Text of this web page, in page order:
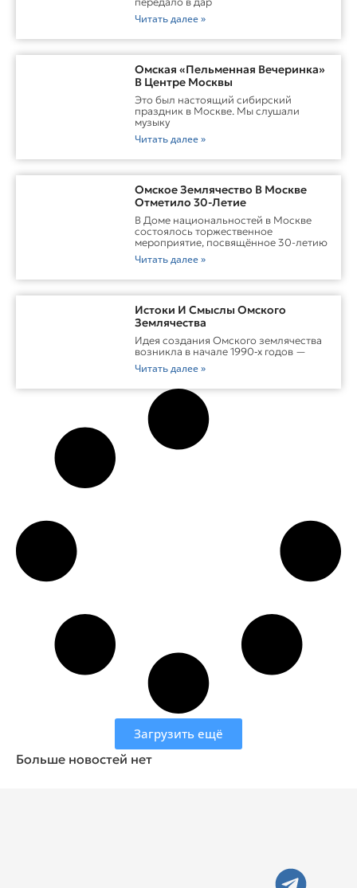
Читать далее »
Омская «Пельменная Вечеринка»
В Центре Москвы
Это был настоящий сибирский
праздник в Москве. Мы слушали
музыку
Читать далее »
Омское Землячество В Москве
Отметило 30-Летие
В Доме национальностей в Москве
состоялось торжественное
мероприятие, посвящённое 30-летию
Читать далее »
Истоки И Смыслы Омского
Землячества
Идея создания Омского землячества
возникла в начале 1990‑х годов —
Читать далее »
Загрузить ещё
Больше новостей нет